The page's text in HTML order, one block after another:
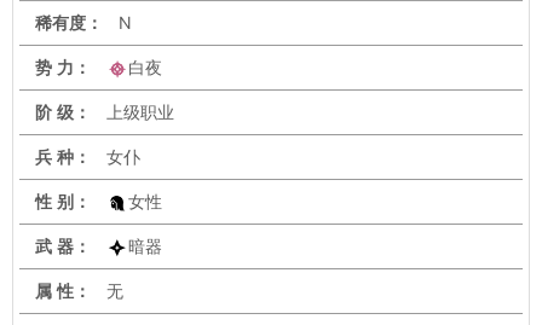
稀有度： N
势 力： 白夜
阶 级： 上级职业
兵 种： 女仆
性 别： 女性
武 器： 暗器
属 性： 无